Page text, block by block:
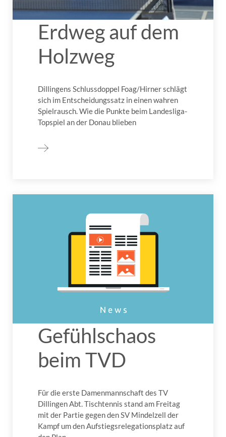
Erdweg auf dem
Holzweg
Dillingens Schlussdoppel Foag/Hirner schlägt
sich im Entscheidungssatz in einen wahren
Spielrausch. Wie die Punkte beim Landesliga-
Topspiel an der Donau blieben
Gefühlschaos
beim TVD
Für die erste Damenmannschaft des TV
Dillingen Abt. Tischtennis stand am Freitag
mit der Partie gegen den SV Mindelzell der
Kampf um den Aufstiegsrelegationsplatz auf